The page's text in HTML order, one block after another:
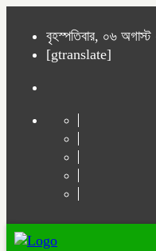
বৃহস্পতিবার, ০৬
[gtranslate]